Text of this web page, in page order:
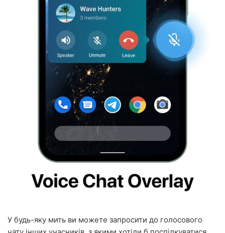
У будь-яку мить ви можете запросити до голосового